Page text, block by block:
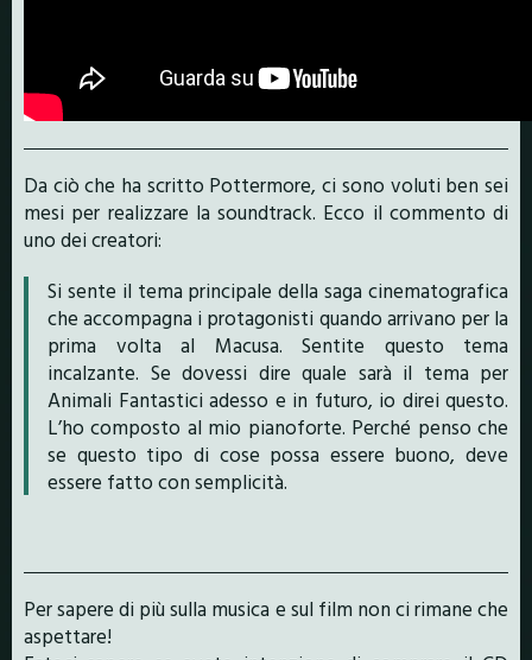
Da ciò che ha scritto Pottermore, ci sono voluti ben sei
mesi per realizzare la soundtrack. Ecco il commento di
uno dei creatori:
Si sente il tema principale della saga cinematografica
che accompagna i protagonisti quando arrivano per la
prima volta al Macusa. Sentite questo tema
incalzante. Se dovessi dire quale sarà il tema per
Animali Fantastici adesso e in futuro, io direi questo.
L’ho composto al mio pianoforte. Perché penso che
se questo tipo di cose possa essere buono, deve
essere fatto con semplicità.
Per sapere di più sulla musica e sul film non ci rimane che
aspettare!